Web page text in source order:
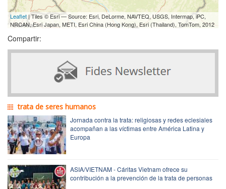
Leaflet| Tiles © Esri — Source: Esri, DeLorme, NAVTEQ, USGS, Intermap, iPC,
NRCAN, Esri Japan, METI, Esri China (Hong Kong), Esri (Thailand), TomTom, 2012
Compartir:
trata de seres humanos
Jornada contra la trata: religiosas y redes eclesiales
acompañan a las víctimas entre América Latina y
Europa
ASIA/VIETNAM - Cáritas Vietnam ofrece su
contribución a la prevención de la trata de personas